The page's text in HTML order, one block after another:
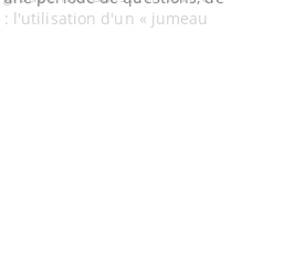
l'utilisation d'un « jumeau